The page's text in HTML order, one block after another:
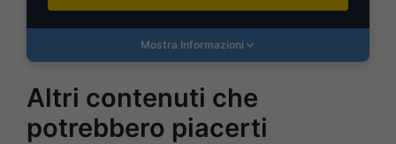
Mostra Informazioni
Altri contenuti che
potrebbero piacerti